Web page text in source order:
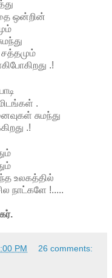
ஒன்றின்
.!
.
சுமந்து
.!
உலகத்தில்
நாட்களே !.....
PM 26 comments: